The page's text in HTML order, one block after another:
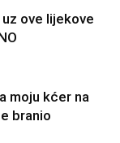
ove lijekove
moju kćer na
branio